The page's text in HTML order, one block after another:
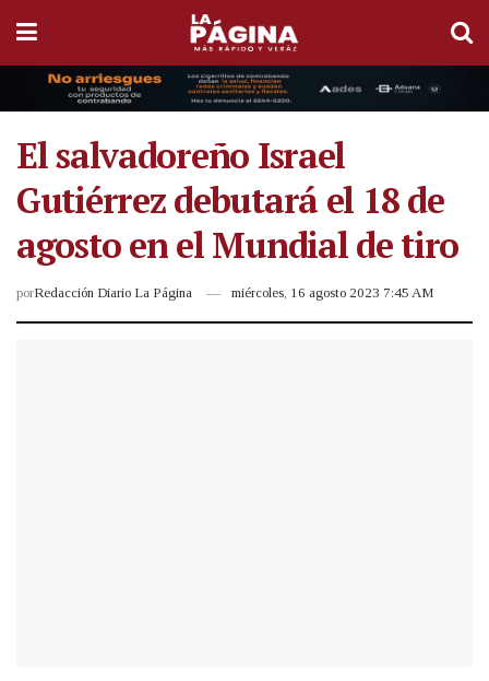
El salvadoreño Israel
Gutiérrez debutará el 18 de
agosto en el Mundial de tiro
porRedacción Diario La Página miércoles, 16 agosto 2023 7:45 AM